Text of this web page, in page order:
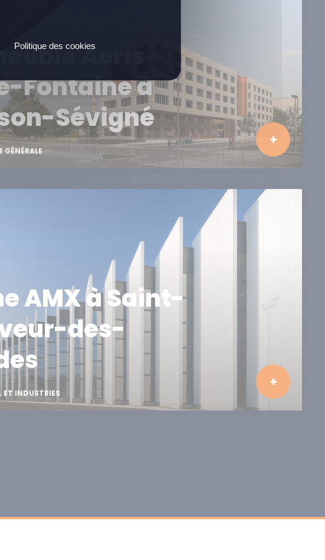
GÉNÉRALE
Aeris
Fontaine à
Sévigné
ET INDUSTRIES
AMX à Saint-
des-
Politique des cookies